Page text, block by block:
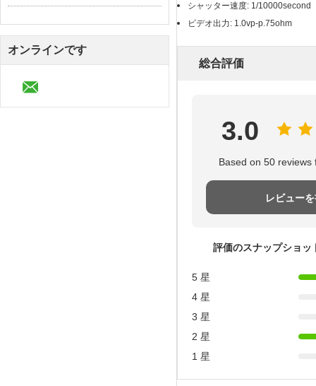
オンラインです
シャッター速度: 1/10000second
ビデオ出力: 1.0vp-p.75ohm
総合評価
3.0
Based on 50 reviews
レビュー
評価のスナップショッ
5 星
4 星
3 星
2 星
1 星